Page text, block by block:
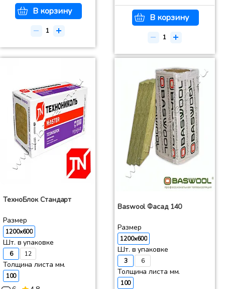
В корзину
В корзину
ТехноБлок Стандарт
Размер
1200x600
Шт. в упаковке
6 12
Толщина листа мм.
100
Baswool Фасад 140
Размер
1200x600
Шт. в упаковке
3 6
Толщина листа мм.
100